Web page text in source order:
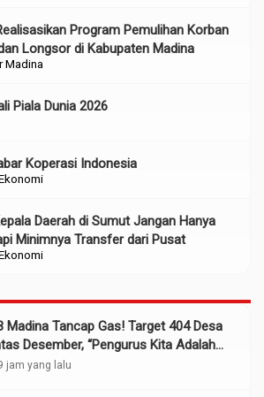
Madina
Program Pemulihan Korban
Longsor di Kabupaten Madina
Piala Dunia 2026
Koperasi Indonesia
Daerah di Sumut Jangan Hanya
Minimnya Transfer dari Pusat
Madina Tancap Gas! Target 404 Desa
Desember, “Pengurus Kita Adalah
jam yang lalu